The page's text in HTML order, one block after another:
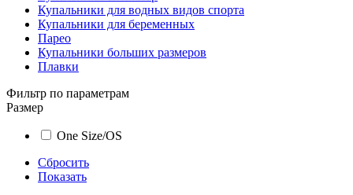
Купальники для водных видов спорта
Купальники для беременных
Парео
Купальники больших размеров
Плавки
Фильтр по параметрам
Размер
One Size/OS
Сбросить
Показать